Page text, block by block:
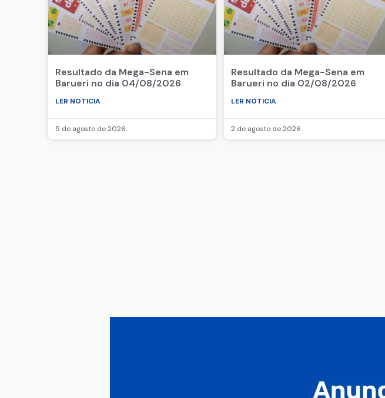
Resultado da Mega-Sena em
Barueri no dia 04/08/2026
LER NOTICIA
5 de agosto de 2026
Resultado da Mega-Sena em
Barueri no dia 02/08/2026
LER NOTICIA
2 de agosto de 2026